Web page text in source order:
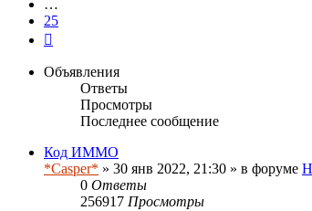
…
25
Объявления
Ответы
Просмотры
Последнее сообщение
Код ИММО
*Casper* » 30 янв 2022, 21:30 » в форуме
0 Ответы
256917 Просмотры